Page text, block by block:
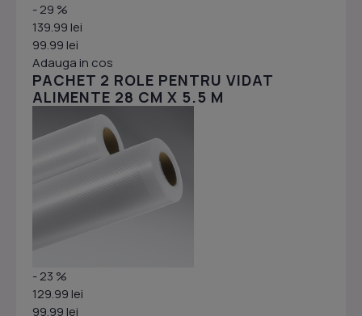
- 29 %
139.99 lei
99.99 lei
Adauga in cos
PACHET 2 ROLE PENTRU VIDAT
ALIMENTE 28 CM X 5.5 M
- 23 %
129.99 lei
99.99 lei